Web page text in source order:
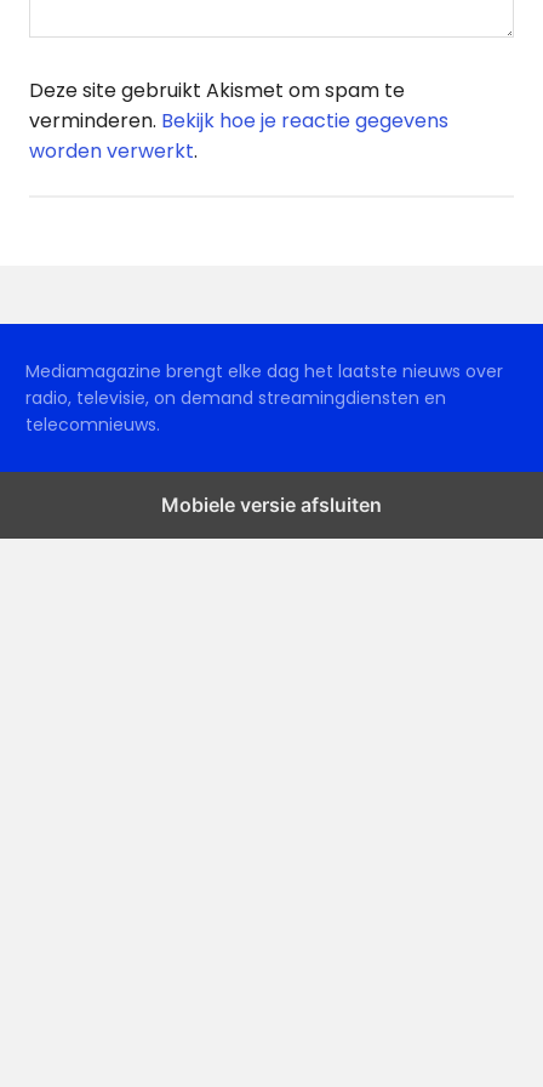
Deze site gebruikt Akismet om spam te
verminderen. Bekijk hoe je reactie gegevens
worden verwerkt.
Mediamagazine brengt elke dag het laatste nieuws over
radio, televisie, on demand streamingdiensten en
telecomnieuws.
Mobiele versie afsluiten